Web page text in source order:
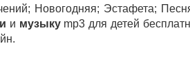
Новогодняя; Эстафета;
и музыкуmp3 для детей